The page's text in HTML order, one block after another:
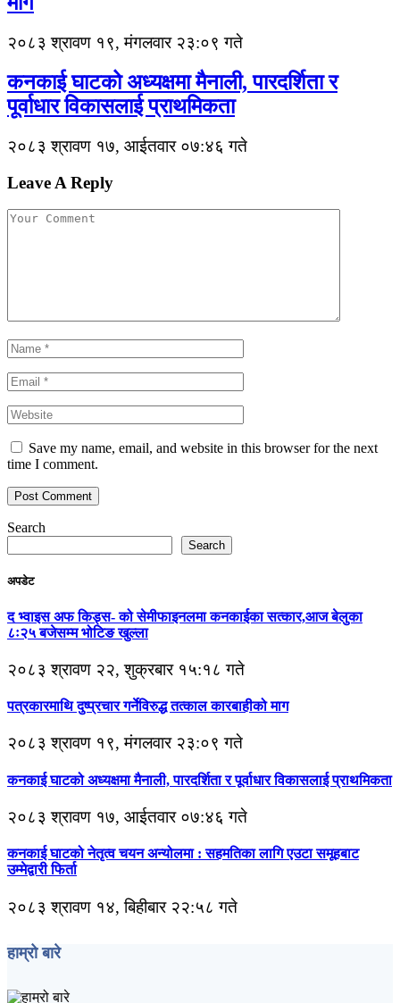
२०८३ श्रावण १९, मंगलवार २३:०९ गते
कनकाई घाटको अध्यक्षमा मैनाली, पारदर्शिता र
पूर्वाधार विकासलाई प्राथमिकता
२०८३ श्रावण १७, आईतवार ०७:४६ गते
Leave A Reply
Save my name, email, and website in this browser for the next
time I comment.
Search
Search
अपडेट
द भ्वाइस अफ किड्स- को सेमीफाइनलमा कनकाईका सत्कार,आज बेलुका
८ः२५ बजेसम्म भोटिङ खुल्ला
२०८३ श्रावण २२, शुक्रबार १५:१८ गते
पत्रकारमाथि दुष्प्रचार गर्नेविरुद्ध तत्काल कारबाहीको माग
२०८३ श्रावण १९, मंगलवार २३:०९ गते
कनकाई घाटको अध्यक्षमा मैनाली, पारदर्शिता र पूर्वाधार विकासलाई प्राथमिकता
२०८३ श्रावण १७, आईतवार ०७:४६ गते
कनकाई घाटको नेतृत्व चयन अन्योलमा : सहमतिका लागि एउटा समूहबाट
उम्मेद्वारी फिर्ता
२०८३ श्रावण १४, बिहीबार २२:५८ गते
हाम्रो बारे